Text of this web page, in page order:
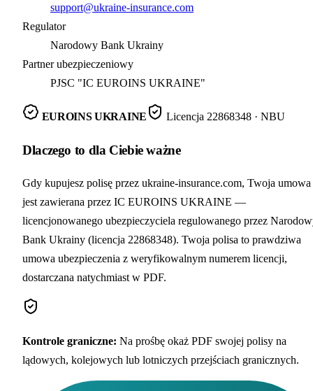
support@ukraine-insurance.com
Regulator
Narodowy Bank Ukrainy
Partner ubezpieczeniowy
PJSC "IC EUROINS UKRAINE"
EUROINS UKRAINE Licencja 22868348· NBU
Dlaczego to dla Ciebie ważne
Gdy kupujesz polisę przez ukraine-insurance.com, Twoja umowa
jest zawierana przez IC EUROINS UKRAINE —
licencjonowanego ubezpieczyciela regulowanego przez
Bank Ukrainy (licencja 22868348). Twoja polisa to prawdziwa
umowa ubezpieczenia z weryfikowalnym numerem licencji,
dostarczana natychmiast w PDF.
Kontrole graniczne: Na prośbę okaż PDF swojej polisy na
lądowych, kolejowych lub lotniczych przejściach granicznych.